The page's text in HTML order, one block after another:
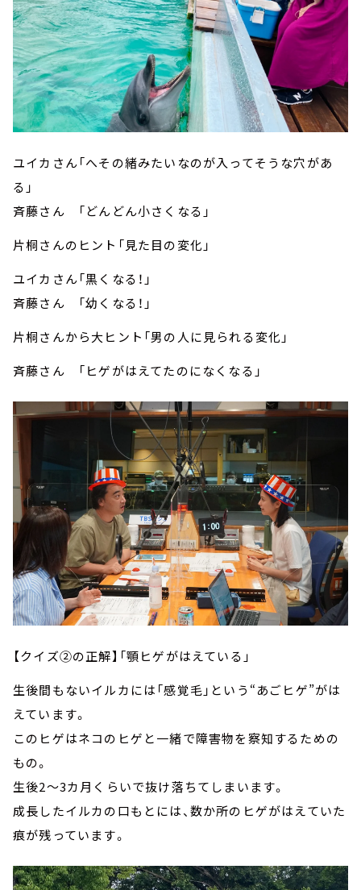
ユイカさん「へその緒みたいなのが入ってそうな穴があ
る」
斉藤さん 「どんどん小さくなる」
片桐さんのヒント「見た目の変化」
ユイカさん「黒くなる！」
斉藤さん 「幼くなる！」
片桐さんから大ヒント「男の人に見られる変化」
斉藤さん 「ヒゲがはえてたのになくなる」
【クイズ②の正解】「顎ヒゲがはえている」
生後間もないイルカには「感覚毛」という“あごヒゲ”がは
えています。
このヒゲはネコのヒゲと一緒で障害物を察知するための
もの。
生後2～3カ月くらいで抜け落ちてしまいます。
成長したイルカの口もとには、数か所のヒゲがはえていた
痕が残っています。